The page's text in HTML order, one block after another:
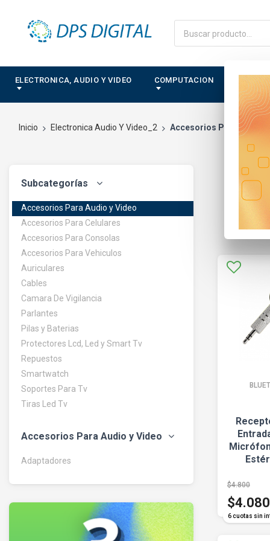
ELECTRONICA, AUDIO Y VIDEO COMPUTACION
Inicio Electronica Audio Y Video_2 Accesorios Para Audio
Subcategorías
Accesorios Para Audio y Video
Accesorios Para Celulares
Accesorios Para Consolas
Accesorios Para Vehiculos
Auriculares
Cables
Camara De Vigilancia
Parlantes
Pilas y Baterias
Protectores Lcd, Led y Smart Tv
Repuestos
Smartwatch
Soportes Para Tv
Tiras Led Tv
Accesorios Para Audio y Video
Adaptadores
6 cuotas sin
$4.800
$4.080